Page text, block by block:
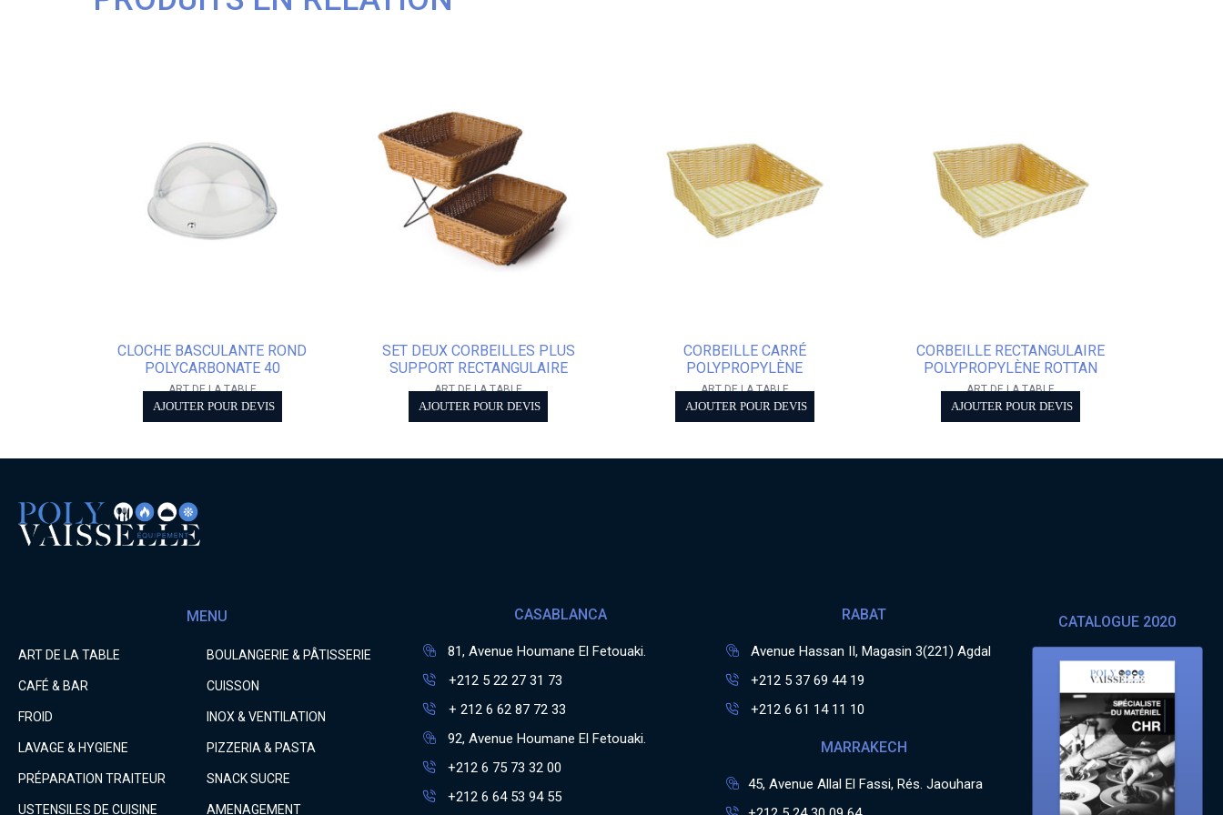
CLOCHE BASCULANTE ROND
POLYCARBONATE 40
ART DE LA TABLE
AJOUTER POUR DEVIS
SET DEUX CORBEILLES PLUS
SUPPORT RECTANGULAIRE
ART DE LA TABLE
AJOUTER POUR DEVIS
CORBEILLE CARRÉ
POLYPROPYLÈNE
ART DE LA TABLE
AJOUTER POUR DEVIS
CORBEILLE RECTANGULAIRE
POLYPROPYLÈNE ROTTAN
ART DE LA TABLE
AJOUTER POUR DEVIS
MENU
ART DE LA TABLE BOULANGERIE & PÂTISSERIE
CAFÉ & BAR CUISSON
FROID INOX & VENTILATION
LAVAGE & HYGIENE PIZZERIA & PASTA
PRÉPARATION TRAITEUR SNACK SUCRE
USTENSILES DE CUISINE AMENAGEMENT
CASABLANCA
81, Avenue Houmane El Fetouaki.
+212 5 22 27 31 73
+ 212 6 62 87 72 33
92, Avenue Houmane El Fetouaki.
+212 6 75 73 32 00
+212 6 64 53 94 55
RABAT
Avenue Hassan II, Magasin 3(221) Agdal
+212 5 37 69 44 19
+212 6 61 14 11 10
MARRAKECH
45, Avenue Allal El Fassi, Rés. Jaouhara
CATALOGUE 2020